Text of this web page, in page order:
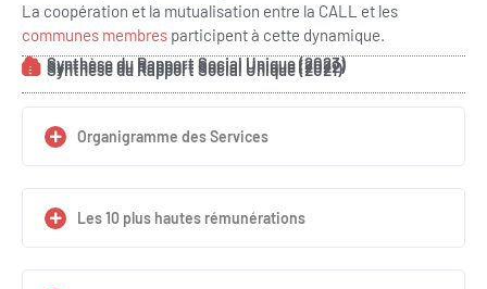
La coopération et la mutualisation entre la CALL et les
communes membres participent à cette dynamique.
Synthèse du Rapport Social Unique (2023)
Synthèse du Rapport Social Unique (2022)
Synthèse du Rapport Social Unique (2021)
Organigramme des Services
Les 10 plus hautes rémunérations